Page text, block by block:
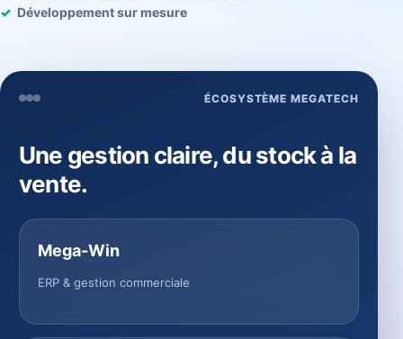
Développement sur mesure
ÉCOSYSTÈME MEGATECH
Une gestion claire, du stock à la
vente.
Mega-Win
ERP & gestion commerciale